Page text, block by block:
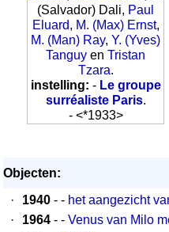
(Salvador) Dali, Paul
Eluard, M. (Max) Ernst,
M. (Man) Ray, Y. (Yves)
Tanguy en Tristan
Tzara.
instelling: - Le groupe
surréaliste Paris.
- <*1933>
Objecten:
·
1940 - - het aangezicht
·
1964 - - Venus van Milo